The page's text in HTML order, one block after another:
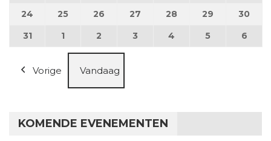
24 24 augustus 2026
25 25 augustus 2026
26 26 augustus 2026
27 27 augustus 2026
28 28 augustus 2026
29 29 30
3131 augustus 2026
1 1 september 2026
2 2 september 2026
3 3 september 2026
4 4 september 2026
5 5 6
Vorige Vandaag
KOMENDE EVENEMENTEN